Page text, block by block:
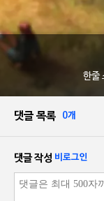
한줄
댓글 목록 0개
댓글 작성 비로그인